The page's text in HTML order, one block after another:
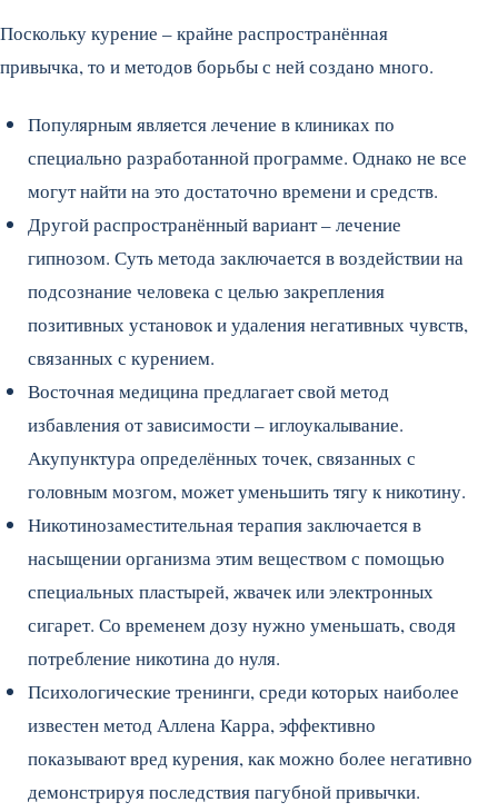
Поскольку курение – крайне распространённая
привычка, то и методов борьбы с ней создано много.
Популярным является лечение в клиниках по
специально разработанной программе. Однако не все
могут найти на это достаточно времени и средств.
Другой распространённый вариант – лечение
гипнозом. Суть метода заключается в воздействии на
подсознание человека с целью закрепления
позитивных установок и удаления негативных чувств,
связанных с курением.
Восточная медицина предлагает свой метод
избавления от зависимости – иглоукалывание.
Акупунктура определённых точек, связанных с
головным мозгом, может уменьшить тягу к никотину.
Никотинозаместительная терапия заключается в
насыщении организма этим веществом с помощью
специальных пластырей, жвачек или электронных
сигарет. Со временем дозу нужно уменьшать, сводя
потребление никотина до нуля.
Психологические тренинги, среди которых наиболее
известен метод Аллена Карра, эффективно
показывают вред курения, как можно более негативно
демонстрируя последствия пагубной привычки.